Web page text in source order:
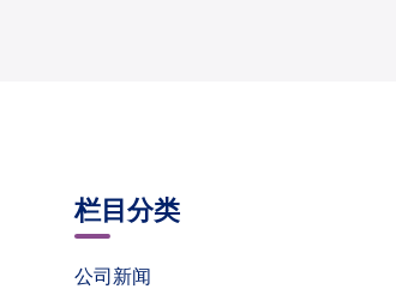
栏目分类
公司新闻